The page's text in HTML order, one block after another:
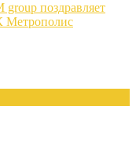
group поздравляет
Метрополис